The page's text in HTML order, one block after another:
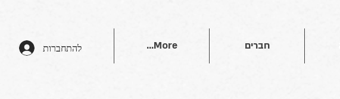
להתחברות חברים More...